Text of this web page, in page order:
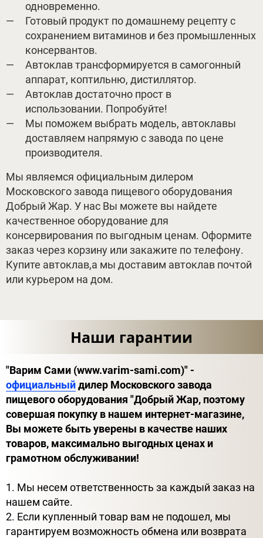
одновременно.
Готовый продукт по домашнему рецепту с
сохранением витаминов и без промышленных
консервантов.
Автоклав трансформируется в самогонный
аппарат, коптильню, дистиллятор.
Автоклав достаточно прост в
использовании. Попробуйте!
Мы поможем выбрать модель, автоклавы
доставляем напрямую с завода по цене
производителя.
Мы являемся официальным дилером
Московского завода пищевого оборудования
Добрый Жар. У нас Вы можете вы найдете
качественное оборудование для
консервирования по выгодным ценам. Оформите
заказ через корзину или закажите по телефону.
Купите автоклав,а мы доставим автоклав почтой
или курьером на дом.
Наши гарантии
"Варим Сами (www.varim-sami.com)" -
официальныйдилер Московского завода
пищевого оборудования "Добрый Жар, поэтому
совершая покупку в нашем интернет-магазине,
Вы можете быть уверены в качестве наших
товаров, максимально выгодных ценах и
грамотном обслуживании!
1. Мы несем ответственность за каждый заказ на
нашем сайте.
2. Если купленный товар вам не подошел, мы
гарантируем возможность обмена или возврата